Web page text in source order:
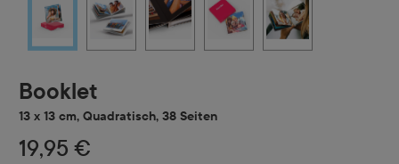
Booklet
13 x 13 cm, Quadratisch, 38 Seiten
19,95 €